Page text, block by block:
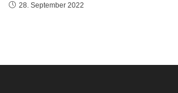
28. September 2022